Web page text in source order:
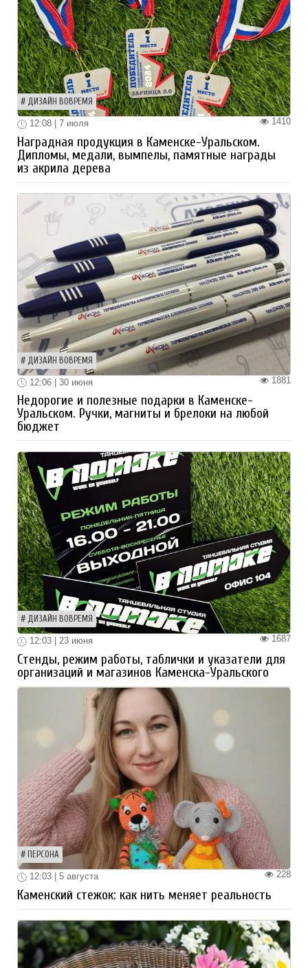
ДИЗАЙН ВОВРЕМЯ
1410
12:08 | 7 июля
Наградная продукция в Каменске-Уральском.
Дипломы, медали, вымпелы, памятные награды
из акрила дерева
ДИЗАЙН ВОВРЕМЯ
1881
12:06 | 30 июня
Недорогие и полезные подарки в Каменске-
Уральском. Ручки, магниты и брелоки на любой
бюджет
ДИЗАЙН ВОВРЕМЯ
1687
12:03 | 23 июня
Стенды, режим работы, таблички и указатели для
организаций и магазинов Каменска-Уральского
ПЕРСОНА
228
12:03 | 5 августа
Каменский стежок: как нить меняет реальность